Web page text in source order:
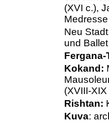
(XVI c.),
Neu
und
Fergana-
Kokand:
(XVIII-
Rishtan:
Kuva: